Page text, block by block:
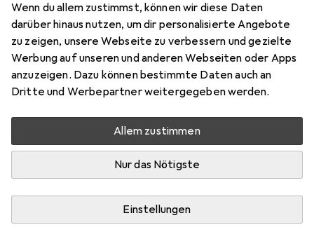
Wenn du allem zustimmst, können wir diese Daten
darüber hinaus nutzen, um dir personalisierte Angebote
zu zeigen, unsere Webseite zu verbessern und gezielte
Werbung auf unseren und anderen Webseiten oder Apps
anzuzeigen. Dazu können bestimmte Daten auch an
Dritte und Werbepartner weitergegeben werden.
Allem zustimmen
Nur das Nötigste
Einstellungen
214
Bewertungen
Mehr als 10 Stück an Lager beim Drittanbieter
Lieferort angeben für genaue Lieferzeit
In den Warenkorb